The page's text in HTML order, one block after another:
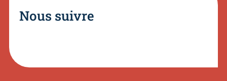
Nous suivre